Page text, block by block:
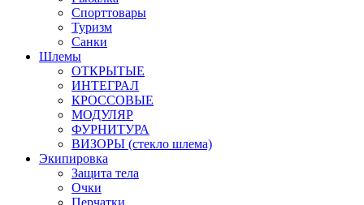
Спорттовары
Туризм
Санки
Шлемы
ОТКРЫТЫЕ
ИНТЕГРАЛ
КРОССОВЫЕ
МОДУЛЯР
ФУРНИТУРА
ВИЗОРЫ (стекло шлема)
Экипировка
Защита тела
Очки
Перчатки